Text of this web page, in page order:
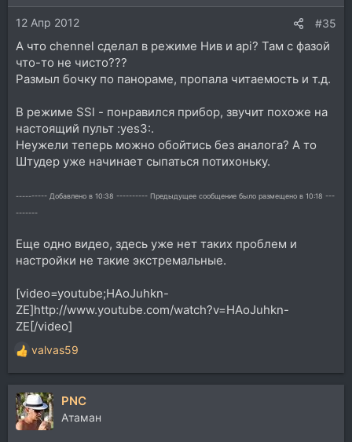
и
:12 Апр 2012 #35
А что chennel сделал в режиме Нив и api? Там с фазой
что-то не чисто???
Размыл бочку по панораме, пропала читаемость и т.д.
В режиме SSl - понравился прибор, звучит похоже на
настоящий пульт :yes3:.
Неужели теперь можно обойтись без аналога? А то
Штудер уже начинает сыпаться потихоньку.
---------- Добавлено в 10:38 ---------- Предыдущее сообщение было размещено в 10:18 ---
-------
Еще одно видео, здесь уже нет таких проблем и
настройки не такие экстремальные.
[video=youtube;HAoJuhkn-
ZE]http://www.youtube.com/watch?v=HAoJuhkn-
ZE[/video]
Р
е
а
к
ц
и
valvas59
PNC
Атаман